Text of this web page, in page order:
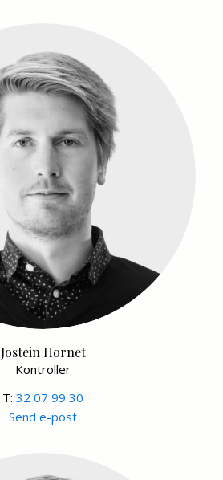
Jostein Hornet
Kontroller
T:32 07 99 30
Send e-post